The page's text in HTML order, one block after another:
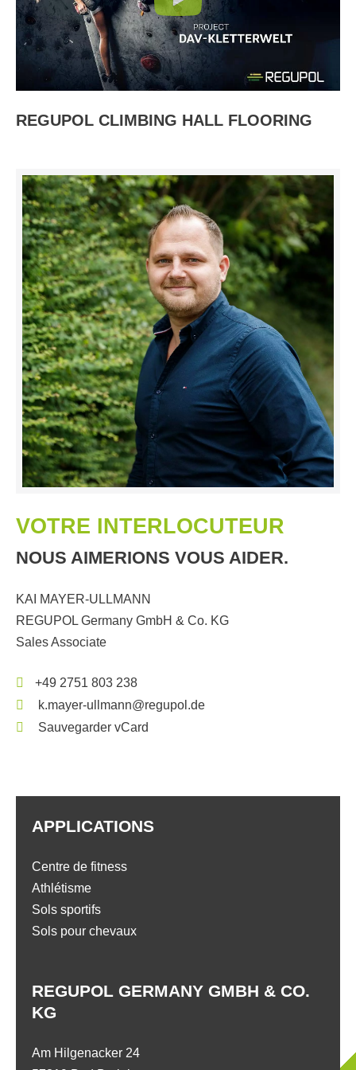
REGUPOL CLIMBING HALL FLOORING
VOTRE INTERLOCUTEUR
NOUS AIMERIONS VOUS AIDER.
KAI MAYER-ULLMANN
REGUPOL Germany GmbH & Co. KG
Sales Associate
+49 2751 803 238
k.mayer-ullmann@regupol.de
Sauvegarder vCard
REGUPOL GERMANY GMBH & CO.
KG
Am Hilgenacker 24
APPLICATIONS
Centre de fitness
Athlétisme
Sols sportifs
Sols pour chevaux